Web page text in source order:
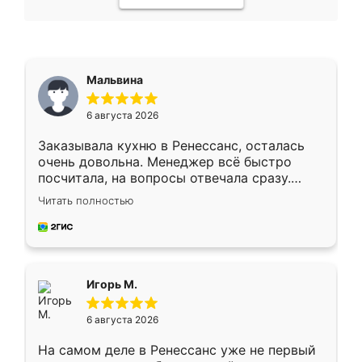
Мальвина
6 августа 2026
Заказывала кухню в Ренессанс, осталась
очень довольна. Менеджер всё быстро
посчитала, на вопросы отвечала сразу.
Замерщик приехал в субботу, подошёл к
делу со всей ответственностью. Собрали
за день, ребята работали аккуратно, даже
Читать полностью
Игорь М.
6 августа 2026
На самом деле в Ренессанс уже не первый